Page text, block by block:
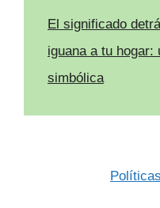
El significado
iguana a tu
simbólica